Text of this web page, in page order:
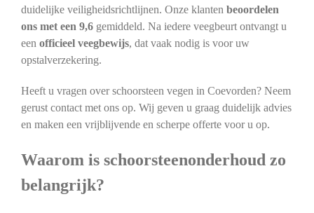
duidelijke veiligheidsrichtlijnen. Onze klanten beoordelen
ons met een 9,6gemiddeld. Na iedere veegbeurt ontvangt u
een officieel veegbewijs, dat vaak nodig is voor uw
opstalverzekering.
Heeft u vragen over schoorsteen vegen in Coevorden? Neem
gerust contact met ons op. Wij geven u graag duidelijk advies
en maken een vrijblijvende en scherpe offerte voor u op.
Waarom is schoorsteenonderhoud zo
belangrijk?